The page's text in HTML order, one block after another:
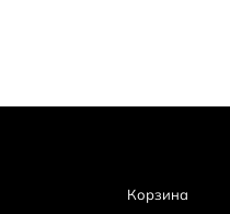
Корзина